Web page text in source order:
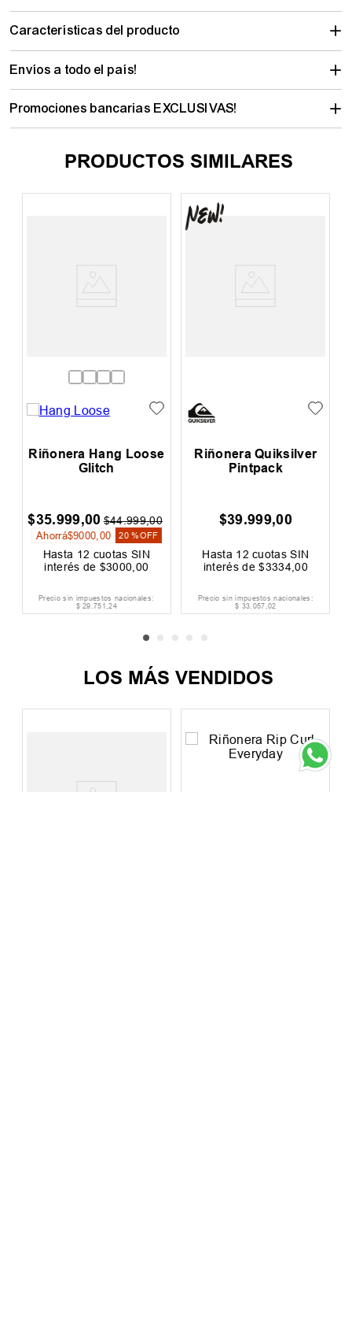
Características del producto
Envíos a todo el país!
Promociones bancarias EXCLUSIVAS!
PRODUCTOS SIMILARES
Riñonera Hang Loose
Glitch
$35.999,00 $44.999,00
Ahorrá$9000 00 20 %OFF
Hasta 12 cuotas SIN
interés de $3000 00
Precio sin impuestos nacionales:
$ 29.751,24
Riñonera Quiksilver
Pintpack
$39.999,00
Hasta 12 cuotas SIN
interés de$3334,00
Precio sin impuestos nacionales:
$ 33.057,02
LOS MÁS VENDIDOS